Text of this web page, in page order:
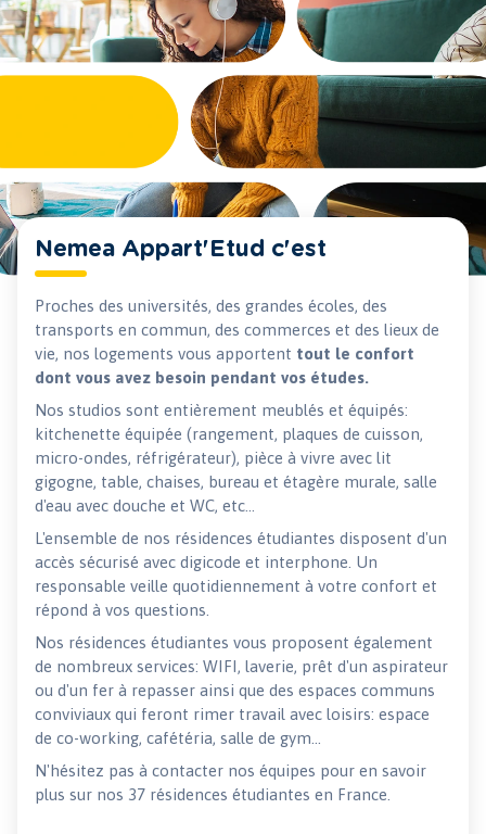
Nemea Appart'Etud c'est
Proches des universités, des grandes écoles, des
transports en commun, des commerces et des lieux de
vie, nos logements vous apportent tout le confort
dont vous avez besoin pendant vos études.
Nos studios sont entièrement meublés et équipés:
kitchenette équipée (rangement, plaques de cuisson,
micro-ondes, réfrigérateur), pièce à vivre avec lit
gigogne, table, chaises, bureau et étagère murale, salle
d'eau avec douche et WC, etc...
L'ensemble de nos résidences étudiantes disposent d'un
accès sécurisé avec digicode et interphone. Un
responsable veille quotidiennement à votre confort et
répond à vos questions.
Nos résidences étudiantes vous proposent également
de nombreux services: WIFI, laverie, prêt d'un aspirateur
ou d'un fer à repasser ainsi que des espaces communs
conviviaux qui feront rimer travail avec loisirs: espace
de co-working, cafétéria, salle de gym...
N'hésitez pas à contacter nos équipes pour en savoir
plus sur nos 37 résidences étudiantes en France.